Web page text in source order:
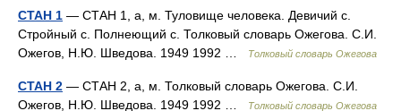
СТАН 1 — СТАН 1, а, м. Туловище человека. Девичий с.
Стройный с. Полнеющий с. Толковый словарь Ожегова. С.И.
Ожегов, Н.Ю. Шведова. 1949 1992 …
Толковый словарь Ожегова
СТАН 2 — СТАН 2, а, м. Толковый словарь Ожегова. С.И.
Ожегов, Н.Ю. Шведова. 1949 1992 …
Толковый словарь Ожегова